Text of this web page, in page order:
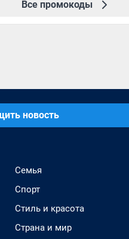
Все промокоды
новость
Семья
Спорт
Стиль и красота
Страна и мир